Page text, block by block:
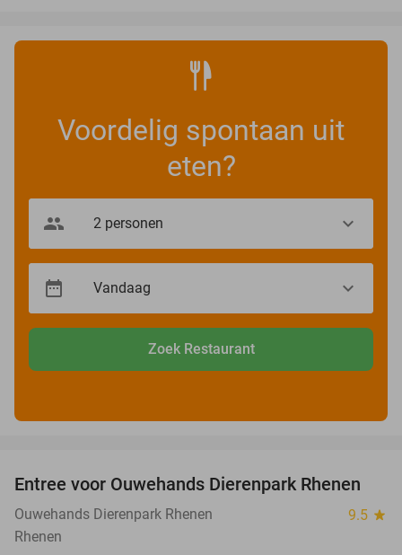
Voordelig spontaan uit
eten?
Zoek Restaurant
19%
Entree voor Ouwehands Dierenpark Rhenen
Ouwehands Dierenpark Rhenen 9.5 star
Rhenen